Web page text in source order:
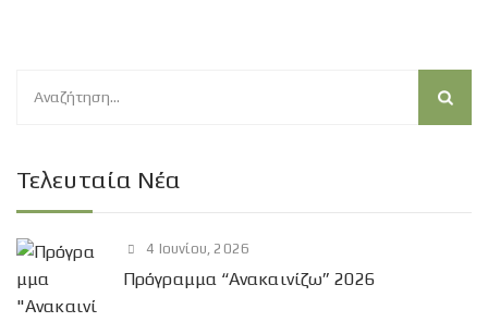
η
σ
η
Τελευταία Νέα
4 Ιουνίου, 2026
Πρόγραμμα “Ανακαινίζω” 2026